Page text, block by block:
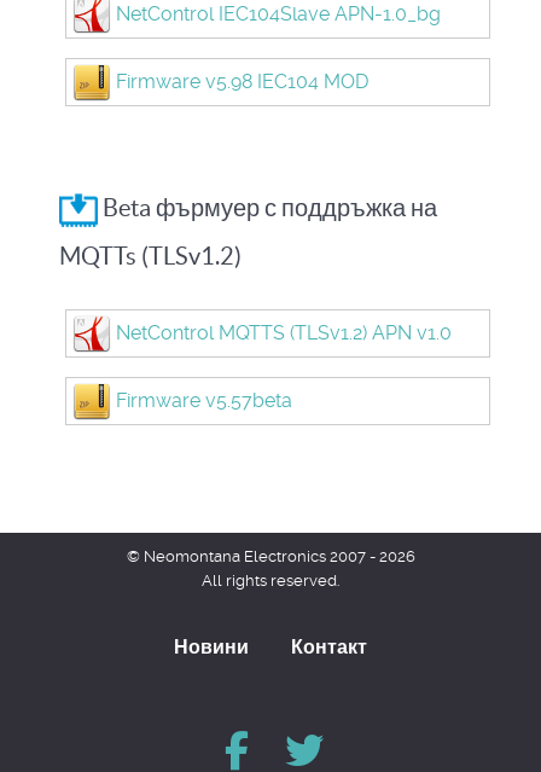
NetControl IEC104Slave APN-1.0_bg
Firmware v5.98 IEC104 MOD
Beta фърмуер с поддръжка на
MQTTs (TLSv1.2)
NetControl MQTTS (TLSv1.2) APN v1.0
Firmware v5.57beta
© Neomontana Electronics 2007 - 2026
All rights reserved.
Новини Контакт